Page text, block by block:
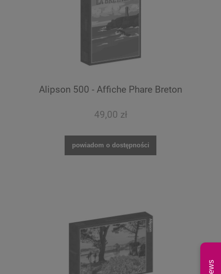
Alipson 500 - Affiche Phare Breton
49,00 zł
powiadom o dostępności
News